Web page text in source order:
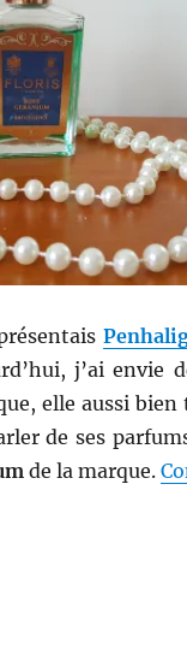
j’ai envie
elle aussi
de ses
de la marque.